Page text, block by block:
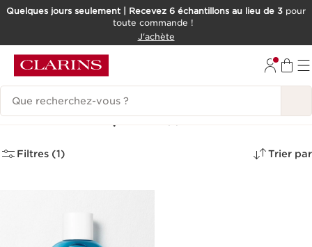
ALLER AU CONTENU
Quelques jours seulement | Recevez 6 échantillons au lieu de 3 pour
toute commande !
J'achète
Historique des recherches
Eau Ressourçante (1)
Filtres (1) Trier par